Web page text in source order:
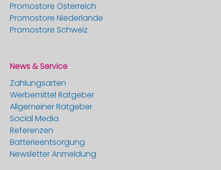
Promostore Österreich
Promostore Niederlande
Promostore Schweiz
News & Service
Zahlungsarten
Werbemittel Ratgeber
Allgemeiner Ratgeber
Social Media
Referenzen
Batterieentsorgung
Newsletter Anmeldung